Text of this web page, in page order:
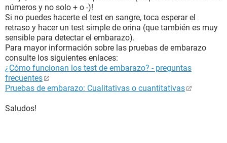
números y no solo + o -)!
Si no puedes hacerte el test en sangre, toca esperar el
retraso y hacer un test simple de orina (que también es muy
sensible para detectar el embarazo).
Para mayor información sobre las pruebas de embarazo
consulte los siguientes enlaces:
¿Cómo funcionan los test de embarazo? - preguntas
frecuentes
Pruebas de embarazo: Cualitativas o cuantitativas
Saludos!